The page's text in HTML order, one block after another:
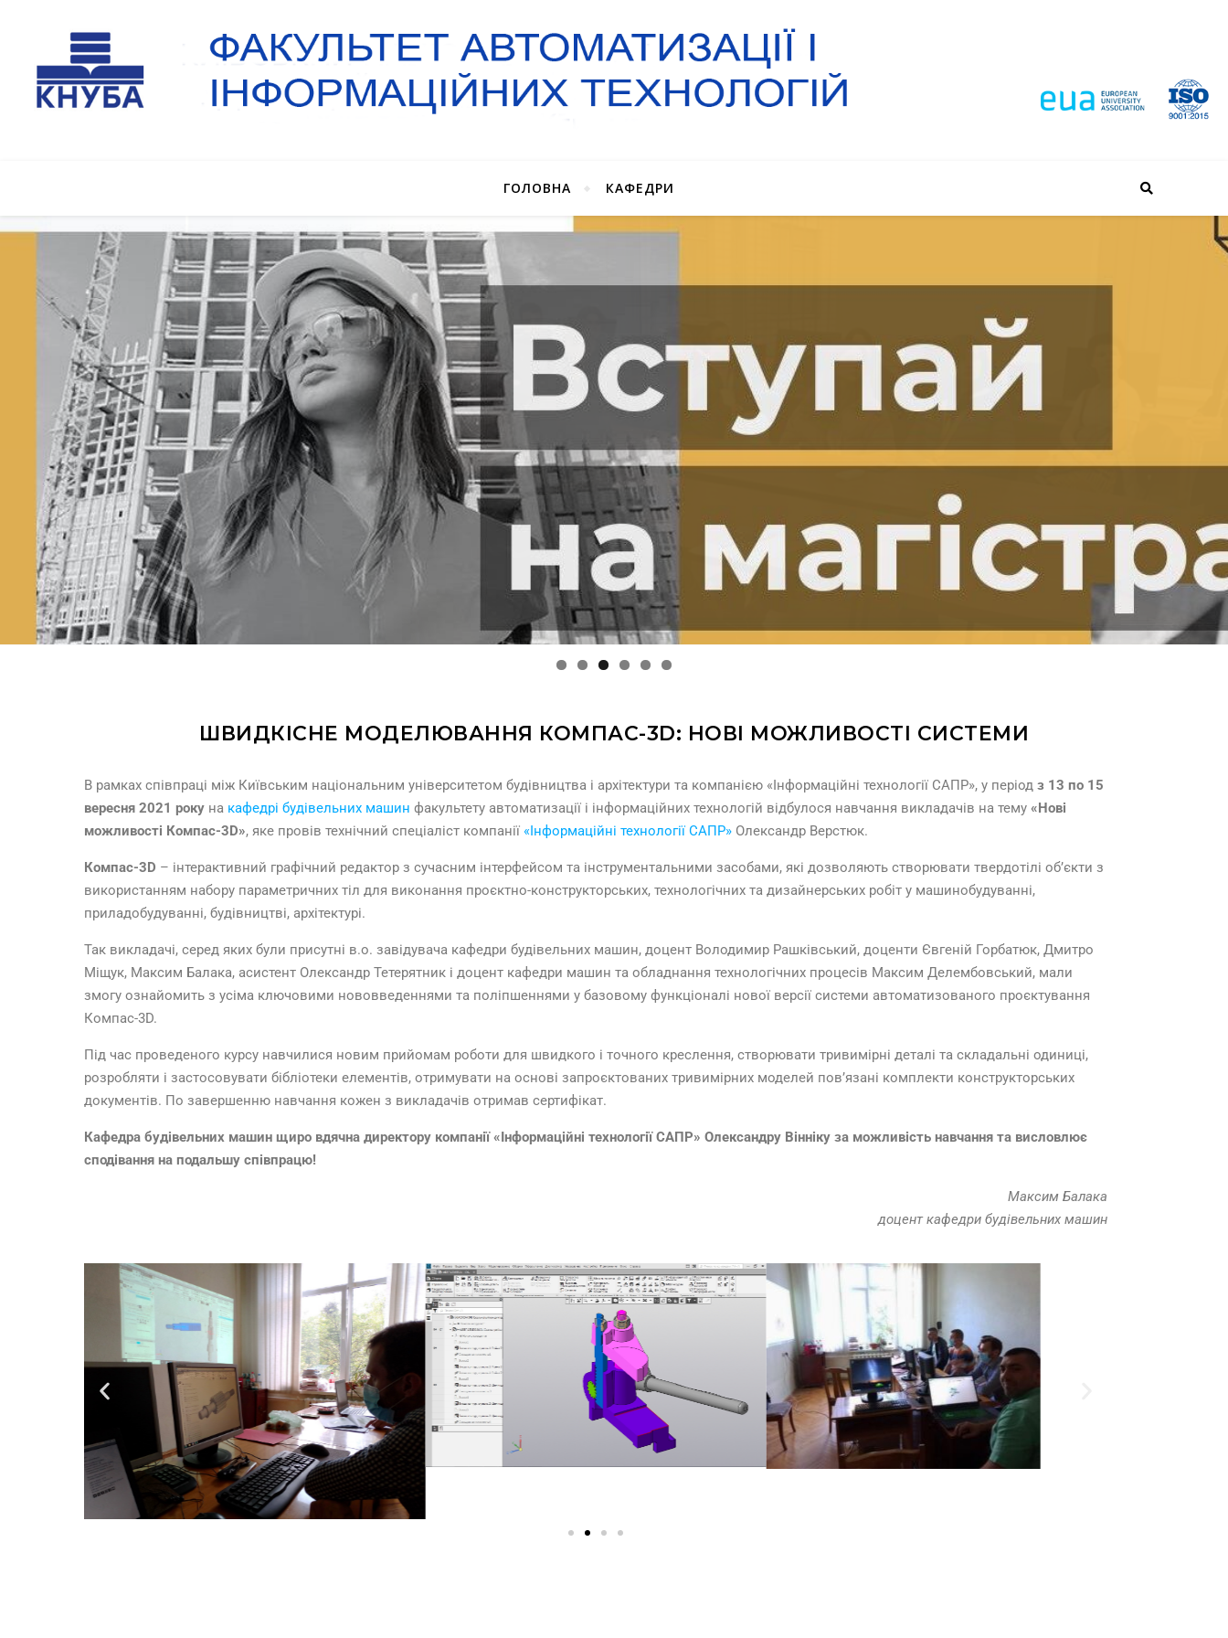
ГОЛОВНА КАФЕДРИ
ШВИДКІСНЕ МОДЕЛЮВАННЯ КОМПАС-3D: НОВІ МОЖЛИВОСТІ СИСТЕМИ
В рамках співпраці між Київським національним університетом будівництва і архітектури та компанією «Інформаційні технології САПР», у період з 13 по 15
вересня 2021 року на кафедрі будівельних машин факультету автоматизації і інформаційних технологій відбулося навчання викладачів на тему «Нові
можливості Компас-3D», яке провів технічний спеціаліст компанії «Інформаційні технології САПР» Олександр Верстюк.
Компас-3D – інтерактивний графічний редактор з сучасним інтерфейсом та інструментальними засобами, які дозволяють створювати твердотілі об’єкти з
використанням набору параметричних тіл для виконання проєктно-конструкторських, технологічних та дизайнерських робіт у машинобудуванні,
приладобудуванні, будівництві, архітектурі.
Так викладачі, серед яких були присутні в.о. завідувача кафедри будівельних машин, доцент Володимир Рашківський, доценти Євгеній Горбатюк, Дмитро
Міщук, Максим Балака, асистент Олександр Тетерятник і доцент кафедри машин та обладнання технологічних процесів Максим Делембовський, мали
змогу ознайомить з усіма ключовими нововведеннями та поліпшеннями у базовому функціоналі нової версії системи автоматизованого проєктування
Компас-3D.
Під час проведеного курсу навчилися новим прийомам роботи для швидкого і точного креслення, створювати тривимірні деталі та складальні одиниці,
розробляти і застосовувати бібліотеки елементів, отримувати на основі запроєктованих тривимірних моделей пов’язані комплекти конструкторських
документів. По завершенню навчання кожен з викладачів отримав сертифікат.
Кафедра будівельних машин щиро вдячна директору компанії «Інформаційні технології САПР» Олександру Вінніку за можливість навчання та висловлює
сподівання на подальшу співпрацю!
Максим Балака
доцент кафедри будівельних машин